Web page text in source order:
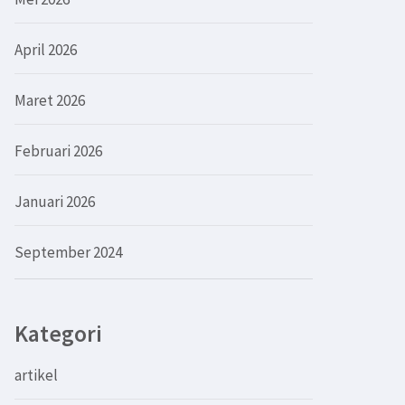
April 2026
Maret 2026
Februari 2026
Januari 2026
September 2024
Kategori
artikel